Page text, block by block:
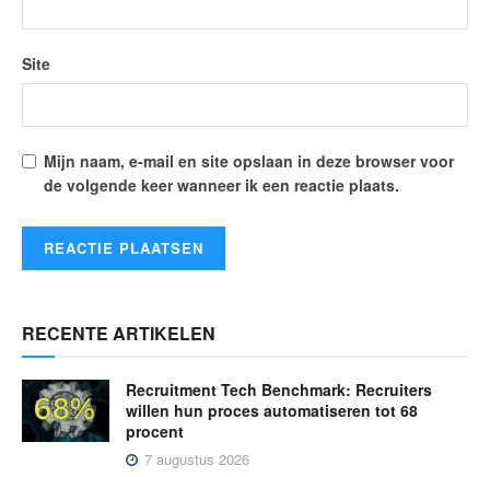
Site
Mijn naam, e-mail en site opslaan in deze browser voor
de volgende keer wanneer ik een reactie plaats.
RECENTE ARTIKELEN
Recruitment Tech Benchmark: Recruiters
willen hun proces automatiseren tot 68
procent
7 augustus 2026